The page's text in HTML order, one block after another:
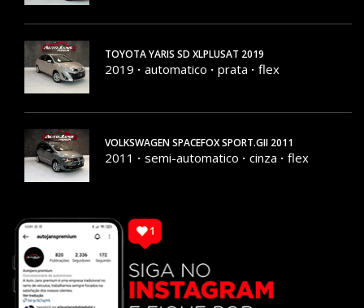
TOYOTA YARIS SD XLPLUSAT 2019
2019 automatico prata flex
VOLKSWAGEN SPACEFOX SPORT.GII 2011
2011 semi-automatico cinza flex